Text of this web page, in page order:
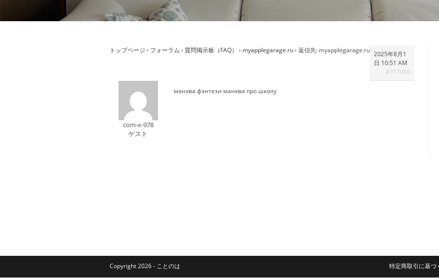
トップページ › フォーラム › 質問掲示板（FAQ） › myapplegarage.ru› 返信先: myapplegarage.ru 2025年8月1
日 10:51 AM
#317060
com-x-978
ゲスト
манхва фэнтези манхва про школу
特定商取引に基づ
Copyright 2026 - ことのは